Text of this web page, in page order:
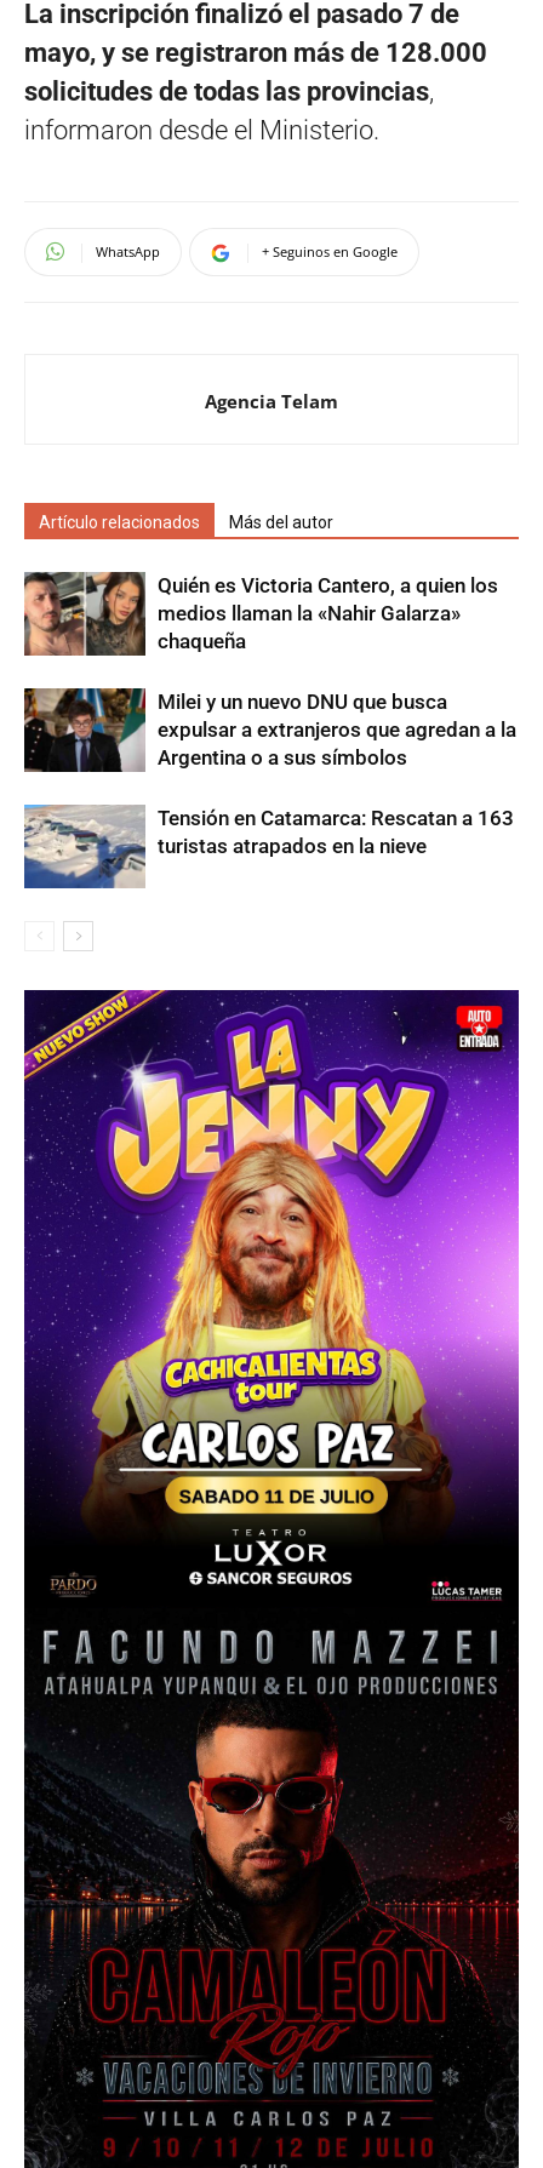
La inscripción finalizó el pasado 7 de
mayo, y se registraron más de 128.000
solicitudes de todas las provincias,
informaron desde el Ministerio.
WhatsApp + Seguinos en Google
Agencia Telam
Artículo relacionados Más del autor
Quién es Victoria Cantero, a quien los
medios llaman la «Nahir Galarza»
chaqueña
Milei y un nuevo DNU que busca
expulsar a extranjeros que agredan a la
Argentina o a sus símbolos
Tensión en Catamarca: Rescatan a 163
turistas atrapados en la nieve